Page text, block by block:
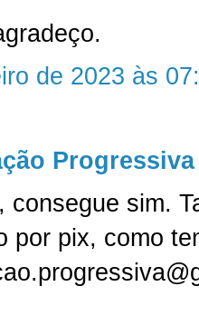
de 2023 às
Progressiva
consegue sim.
por pix, como